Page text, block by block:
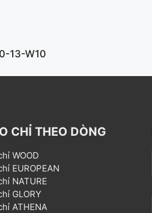
13-W10
CHỈ THEO DÒNG
WOOD
EUROPEAN
NATURE
GLORY
ATHENA